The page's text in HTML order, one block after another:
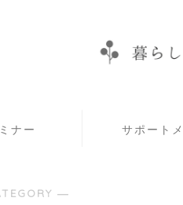
ナー サポート
―